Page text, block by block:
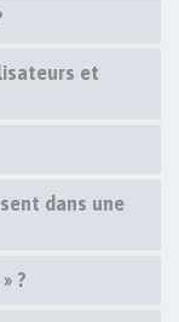
et
dans une
?